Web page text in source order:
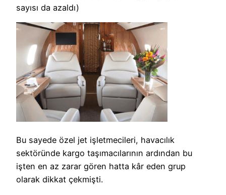
sayısı da azaldı)
Bu sayede özel jet işletmecileri, havacılık
sektöründe kargo taşımacılarının ardından bu
işten en az zarar gören hatta kâr eden grup
olarak dikkat çekmişti.